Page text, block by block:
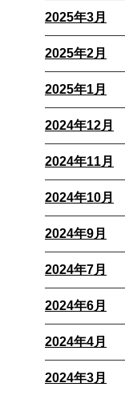
2025年3月
2025年2月
2025年1月
2024年12月
2024年11月
2024年10月
2024年9月
2024年7月
2024年6月
2024年4月
2024年3月